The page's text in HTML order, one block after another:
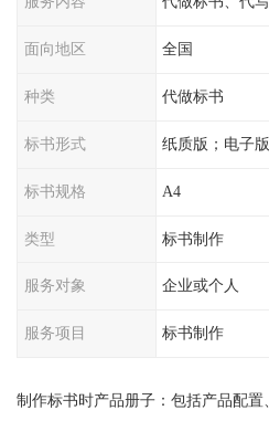
面向地区 全国
种类 代做标书
标书形式 纸质版；电子版
标书规格 A4
类型 标书制作
服务对象 企业或个人
服务项目 标书制作
制作标书时产品册子：包括产品配